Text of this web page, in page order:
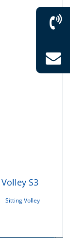
Volley S3
Sitting Volley